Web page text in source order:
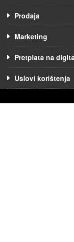
Prodaja
Marketing
Pretplata na
Uslovi korištenja